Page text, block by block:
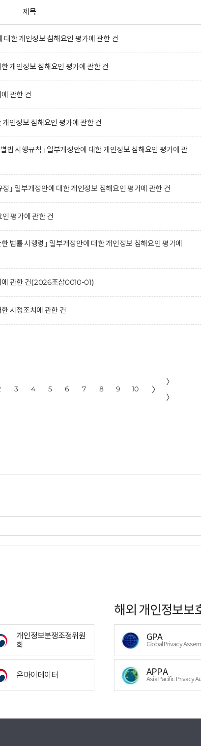
제목
대한 개인정보 침해요인 평가에 관한 건
개인정보 침해요인 평가에 관한 건
관한 건
인정보 침해요인 평가에 관한 건
법 시행규칙｣ 일부개정안에 대한 개인정보 침해요인 평가에 관
｣ 일부개정안에 대한 개인정보 침해요인 평가에 관한 건
평가에 관한 건
법률 시행령｣ 일부개정안에 대한 개인정보 침해요인 평가에
에 관한 건(2026조삼0010-01)
시정조치에 관한 건
3 4 5 6 7 8 9 10 〉
〉
〉
개인정보분쟁조정위원
회
온마이데이터
해외 개인정보보
GPA
Global Privacy
APPA
Asia Pacific Privacy